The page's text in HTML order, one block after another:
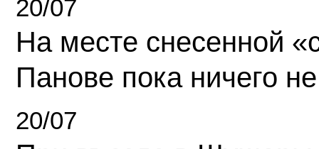
20/07
На месте снесенной
Панове пока ничего
20/07